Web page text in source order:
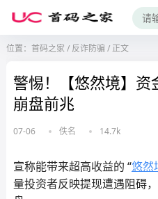
位置： 首码之家 / 反诈防骗 /正文
警惕！【悠然境】资
崩盘前兆
07-06 佚名 14.7k
宣称能带来超高收益的 “悠然
量投资者反映提现遭遇阻碍